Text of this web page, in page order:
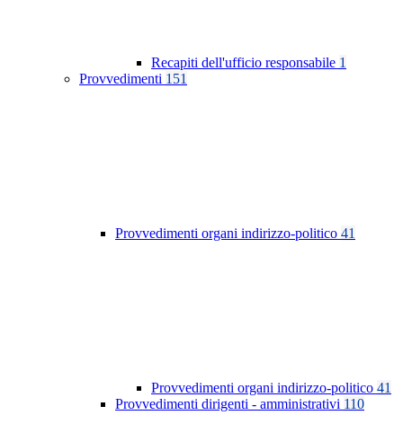
Recapiti dell'ufficio responsabile 1
Provvedimenti 151
Provvedimenti organi indirizzo-politico 41
Provvedimenti organi indirizzo-politico 41
Provvedimenti dirigenti - amministrativi 110